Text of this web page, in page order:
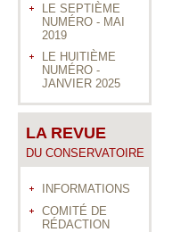
LE SEPTIÈME
NUMÉRO - MAI
2019
LE HUITIÈME
NUMÉRO -
JANVIER 2025
LA REVUE
DU CONSERVATOIRE
INFORMATIONS
COMITÉ DE
RÉDACTION